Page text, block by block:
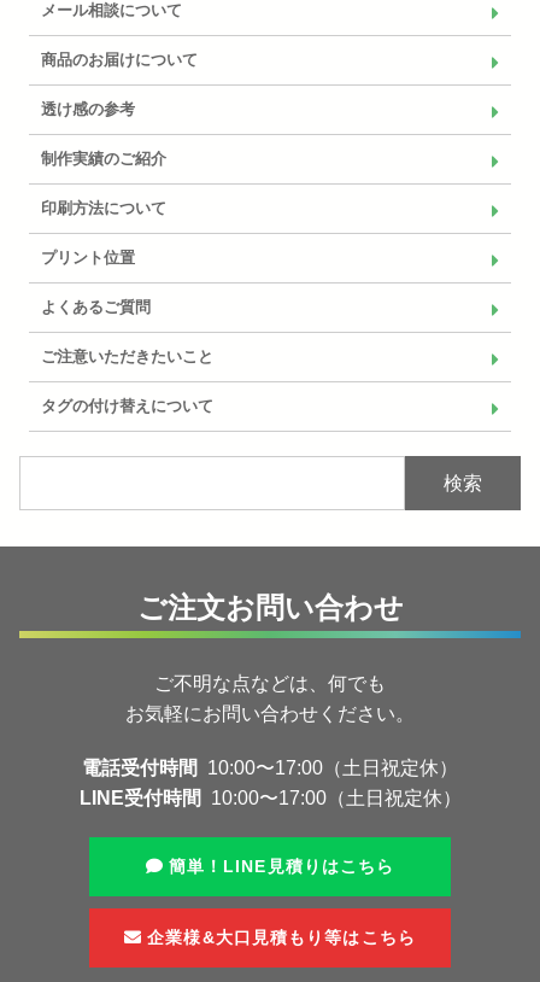
メール相談について
商品のお届けについて
透け感の参考
制作実績のご紹介
印刷方法について
プリント位置
よくあるご質問
ご注意いただきたいこと
タグの付け替えについて
検索
ご注文お問い合わせ
ご不明な点などは、何でも
お気軽にお問い合わせください。
電話受付時間
10:00〜17:00（土日祝定休）
LINE受付時間
10:00〜17:00（土日祝定休）
簡単！LINE見積りはこちら
企業様&大口見積もり等はこちら